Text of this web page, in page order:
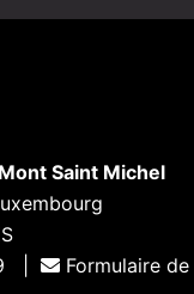
Saint Michel
|
Formulaire